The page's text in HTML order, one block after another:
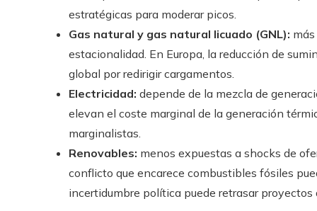
estratégicas para moderar picos.
Gas natural y gas natural licuado (GNL):
estacionalidad. En Europa, la reducción de
global por redirigir cargamentos.
Electricidad: depende de la mezcla de
elevan el coste marginal de la generación
marginalistas.
Renovables: menos expuestas a shocks de
conflicto que encarece combustibles fósiles
incertidumbre política puede retrasar